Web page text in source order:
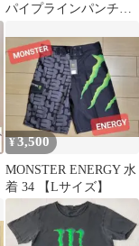
パイプラインパンチ
送料込‼︎
¥3,500
MONSTER ENERGY 水
着 34 【Lサイズ】